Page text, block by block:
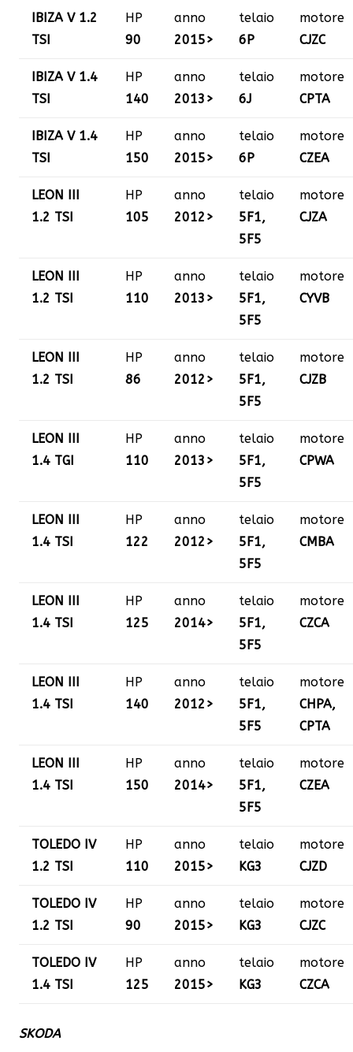
IBIZA V 1.2
TSI
HP
90
anno
2015>
telaio
6P
motore
CJZC
IBIZA V 1.4
TSI
HP
140
anno
2013>
telaio
6J
motore
CPTA
IBIZA V 1.4
TSI
HP
150
anno
2015>
telaio
6P
motore
CZEA
LEON III
1.2 TSI
HP
105
anno
2012>
telaio
5F1,
5F5
motore
CJZA
LEON III
1.2 TSI
HP
110
anno
2013>
telaio
5F1,
5F5
motore
CYVB
LEON III
1.2 TSI
HP
86
anno
2012>
telaio
5F1,
5F5
motore
CJZB
LEON III
1.4 TGI
HP
110
anno
2013>
telaio
5F1,
5F5
motore
CPWA
LEON III
1.4 TSI
HP
122
anno
2012>
telaio
5F1,
5F5
motore
CMBA
LEON III
1.4 TSI
HP
125
anno
2014>
telaio
5F1,
5F5
motore
CZCA
LEON III
1.4 TSI
HP
140
anno
2012>
telaio
5F1,
5F5
motore
CHPA,
CPTA
LEON III
1.4 TSI
HP
150
anno
2014>
telaio
5F1,
5F5
motore
CZEA
TOLEDO IV
1.2 TSI
HP
110
anno
2015>
telaio
KG3
motore
CJZD
TOLEDO IV
1.2 TSI
HP
90
anno
2015>
telaio
KG3
motore
CJZC
TOLEDO IV
1.4 TSI
HP
125
anno
2015>
telaio
KG3
motore
CZCA
SKODA